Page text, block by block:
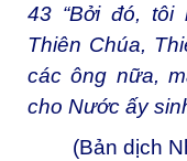
43 “Bởi đó,
Thiên Chúa,
các ông nữa,
cho Nước ấy
(Bản dịch